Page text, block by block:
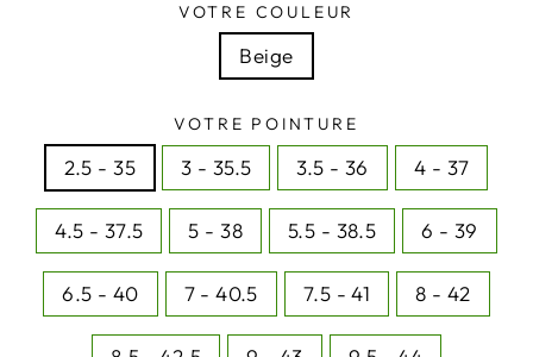
VOTRE COULEUR
Beige
VOTRE POINTURE
2.5 - 35 3 - 35.5 3.5 - 36 4 - 37
4.5 - 37.5 5 - 38 5.5 - 38.5 6 - 39
6.5 - 40 7 - 40.5 7.5 - 41 8 - 42